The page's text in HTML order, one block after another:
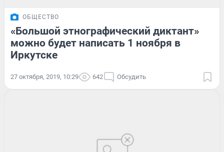
ОБЩЕСТВО
«Большой этнографический диктант»
можно будет написать 1 ноября в
Иркутске
27 октября, 2019, 10:29 642 Обсудить